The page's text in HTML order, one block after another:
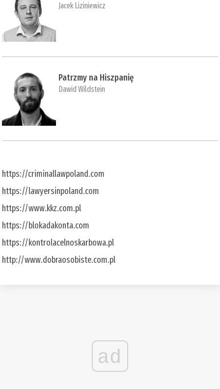
Jacek Liziniewicz
Patrzmy na Hiszpanię
Dawid Wildstein
https://criminallawpoland.com
https://lawyersinpoland.com
https://www.kkz.com.pl
https://blokadakonta.com
https://kontrolacelnoskarbowa.pl
http://www.dobraosobiste.com.pl
ad